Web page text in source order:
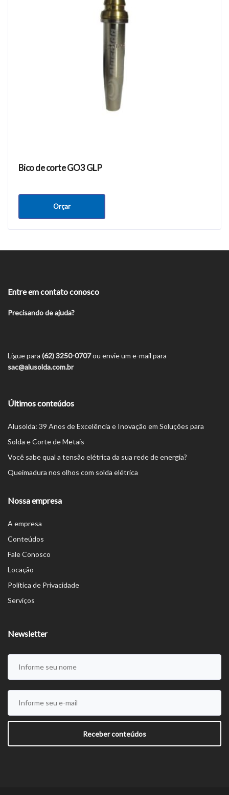
Bico de corte GO3 GLP
Orçar
Entre em contato conosco
Precisando de ajuda?
Ligue para (62) 3250-0707ou envie um e-mail para
sac@alusolda.com.br
Últimos conteúdos
Alusolda: 39 Anos de Excelência e Inovação em Soluções para
Solda e Corte de Metais
Você sabe qual a tensão elétrica da sua rede de energia?
Queimadura nos olhos com solda elétrica
Nossa empresa
A empresa
Conteúdos
Fale Conosco
Locação
Política de Privacidade
Serviços
Newsletter